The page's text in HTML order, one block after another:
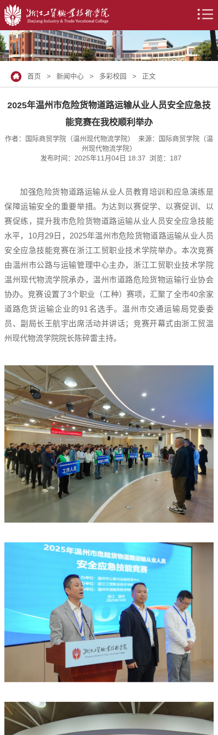
首页 >新闻中心 > 多彩校园 > 正文
2025年温州市危险货物道路运输从业人员安全应急技
能竞赛在我校顺利举办
作者：国际商贸学院（温州现代物流学院） 来源：国际商贸学院（温
州现代物流学院）
发布时间：2025年11月04日 18:37 浏览： 187
加强危险货物道路运输从业人员教育培训和应急演练是
保障运输安全的重要举措。为达到以赛促学、以赛促训、以
赛促练，提升我市危险货物道路运输从业人员安全应急技能
水平，10月29日，2025年温州市危险货物道路运输从业人员
安全应急技能竞赛在浙江工贸职业技术学院举办。本次竞赛
由温州市公路与运输管理中心主办，浙江工贸职业技术学院
温州现代物流学院承办，温州市道路危险货物运输行业协会
协办。竞赛设置了3个职业（工种）赛项，汇聚了全市40余家
道路危货运输企业的91名选手。温州市交通运输局党委委
员、副局长王航宇出席活动并讲话；竞赛开幕式由浙工贸温
州现代物流学院院长陈碎雷主持。